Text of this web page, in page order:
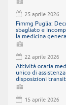
25 aprile 2026
Fimmg Puglia:
sbagliato e
la medicina
che boccia
22 aprile 2026
Attività oraria
unico di
disposizioni
15 aprile 2026